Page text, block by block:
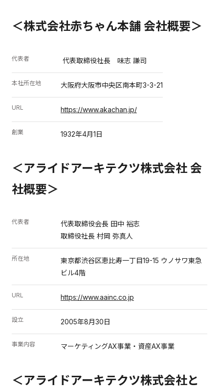
＜株式会社赤ちゃん本舗 会社概要＞
代表者 代表取締役社長 味志 謙司
本社所在地 大阪府大阪市中央区南本町3-3-21
URL https://www.akachan.jp/
創業 1932年4月1日
＜アライドアーキテクツ株式会社 会
社概要＞
代表者
代表取締役会長 田中 裕志
取締役社長 村岡 弥真人
所在地
東京都渋谷区恵比寿一丁目19-15 ウノサワ東急
ビル4階
URL https://www.aainc.co.jp
設立 2005年8月30日
事業内容 マーケティングAX事業・資産AX事業
＜アライドアーキテクツ株式会社と